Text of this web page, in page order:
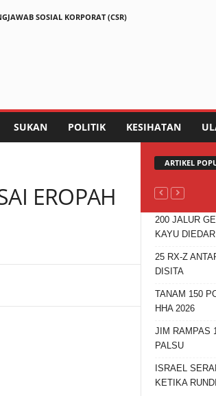
SOSIAL KORPORAT (CSR)
SUKAN POLITIK KESIHATAN
EROPAH
ARTIKEL
200 JALUR
KAYU
25 RX-Z
DISITA
TANAM 150
HHA 2026
JIM RAMPAS
PALSU
ISRAEL
KETIKA